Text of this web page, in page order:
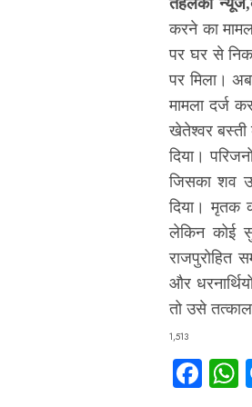
करने का
पर घर से
पर मिला।
मामला दर्ज
खेतेश्वर बस्ती
दिया।
जिसका शव
दिया। मृतक
लेकिन कोई
राजपुरोहित
और
तो उसे
1,513